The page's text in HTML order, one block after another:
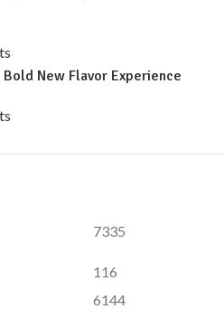
New Flavor Experience
7335
116
6144